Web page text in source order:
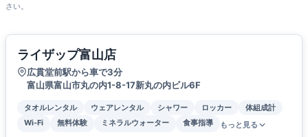
さい。
ライザップ富山店
広貫堂前駅から車で3分
富山県富山市丸の内1-8-17新丸の内ビル6F
タオルレンタル ウェアレンタル シャワー ロッカー
体組成計
Wi-Fi
無料体験 ミネラルウォーター 食事指導 もっと見る